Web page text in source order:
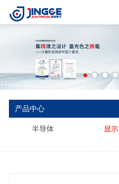
产品中心
半导体 显示